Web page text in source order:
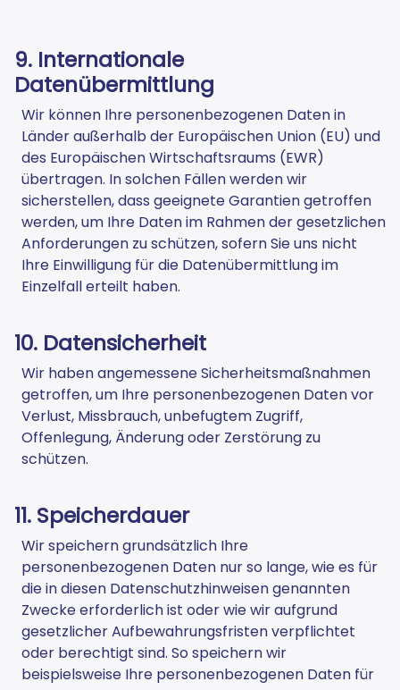
9. Internationale
Datenübermittlung
Wir können Ihre personenbezogenen Daten in
Länder außerhalb der Europäischen Union (EU) und
des Europäischen Wirtschaftsraums (EWR)
übertragen. In solchen Fällen werden wir
sicherstellen, dass geeignete Garantien getroffen
werden, um Ihre Daten im Rahmen der gesetzlichen
Anforderungen zu schützen, sofern Sie uns nicht
Ihre Einwilligung für die Datenübermittlung im
Einzelfall erteilt haben.
10. Datensicherheit
Wir haben angemessene Sicherheitsmaßnahmen
getroffen, um Ihre personenbezogenen Daten vor
Verlust, Missbrauch, unbefugtem Zugriff,
Offenlegung, Änderung oder Zerstörung zu
schützen.
11. Speicherdauer
Wir speichern grundsätzlich Ihre
personenbezogenen Daten nur so lange, wie es für
die in diesen Datenschutzhinweisen genannten
Zwecke erforderlich ist oder wie wir aufgrund
gesetzlicher Aufbewahrungsfristen verpflichtet
oder berechtigt sind. So speichern wir
beispielsweise Ihre personenbezogenen Daten für